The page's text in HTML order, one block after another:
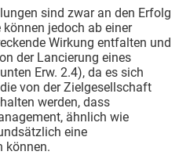
sind zwar an den Erfolg
jedoch ab einer
Wirkung entfalten und
der Lancierung eines
Erw. 2.4), da es sich
von der Zielgesellschaft
werden, dass
ähnlich wie
eine
können.